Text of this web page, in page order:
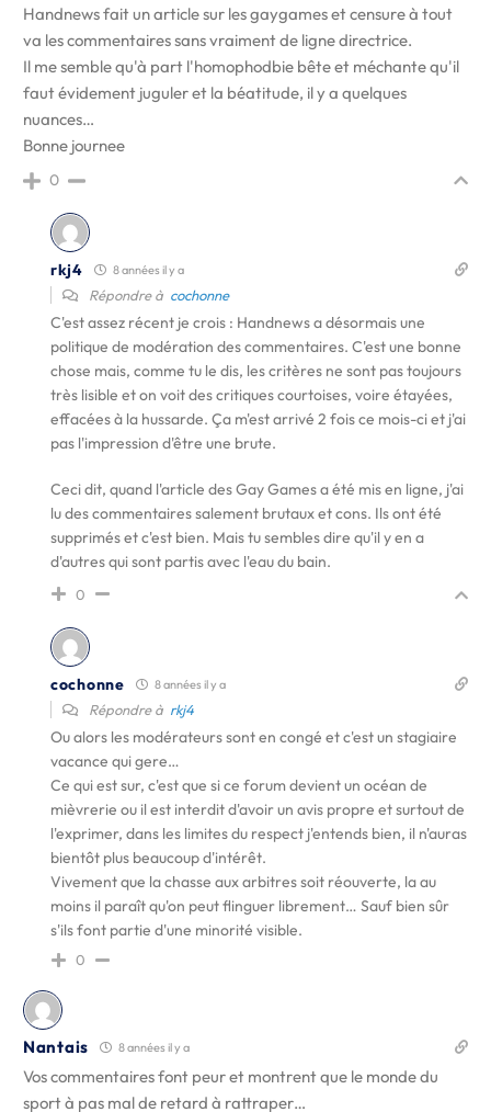
Handnews fait un article sur les gaygames et censure à tout
va les commentaires sans vraiment de ligne directrice.
Il me semble qu'à part l'homophodbie bête et méchante qu'il
faut évidement juguler et la béatitude, il y a quelques
nuances…
Bonne journee
0
rkj4 8 années il y a
Répondre à cochonne
C'est assez récent je crois : Handnews a désormais une
politique de modération des commentaires. C'est une bonne
chose mais, comme tu le dis, les critères ne sont pas toujours
très lisible et on voit des critiques courtoises, voire étayées,
effacées à la hussarde. Ça m'est arrivé 2 fois ce mois-ci et j'ai
pas l'impression d'être une brute.
Ceci dit, quand l'article des Gay Games a été mis en ligne, j'ai
lu des commentaires salement brutaux et cons. Ils ont été
supprimés et c'est bien. Mais tu sembles dire qu'il y en a
d'autres qui sont partis avec l'eau du bain.
0
cochonne 8 années il y a
Répondre à rkj4
Ou alors les modérateurs sont en congé et c'est un stagiaire
vacance qui gere…
Ce qui est sur, c'est que si ce forum devient un océan de
mièvrerie ou il est interdit d'avoir un avis propre et surtout de
l'exprimer, dans les limites du respect j'entends bien, il n'auras
bientôt plus beaucoup d'intérêt.
Vivement que la chasse aux arbitres soit réouverte, la au
moins il paraît qu'on peut flinguer librement… Sauf bien sûr
s'ils font partie d'une minorité visible.
0
Nantais 8 années il y a
Vos commentaires font peur et montrent que le monde du
sport à pas mal de retard à rattraper…